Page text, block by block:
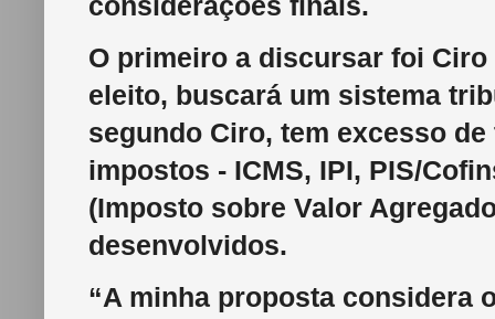
O primeiro a discursar foi
eleito, buscará um sistema
segundo Ciro, tem excesso
impostos - ICMS, IPI, PIS/
(Imposto sobre Valor
desenvolvidos.
“A minha proposta considera